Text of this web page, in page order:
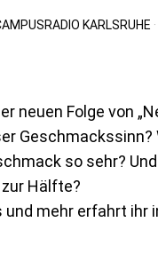
KARLSRUHE
neuen Folge von
so sehr?
Hälfte?
und mehr erfahrt ihr